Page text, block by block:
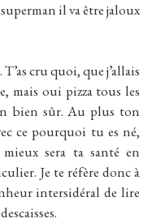
il va être jaloux
cru quoi, que j’allais
mais oui pizza tous les
bien sûr. Au plus ton
ce pourquoi tu es né,
sera ta santé en
Je te réfère donc à
intersidéral de lire